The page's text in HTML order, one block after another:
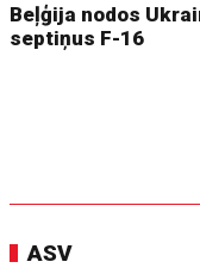
Beļģija nodos
septiņus F-16
ASV